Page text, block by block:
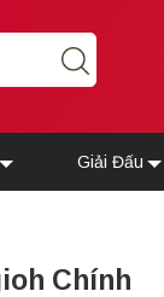
Giải Đấu
Chính